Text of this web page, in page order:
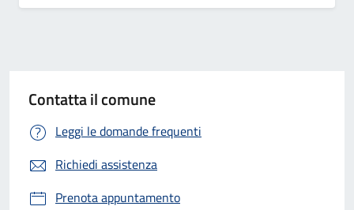
Contatta il comune
Leggi le domande frequenti
Richiedi assistenza
Prenota appuntamento